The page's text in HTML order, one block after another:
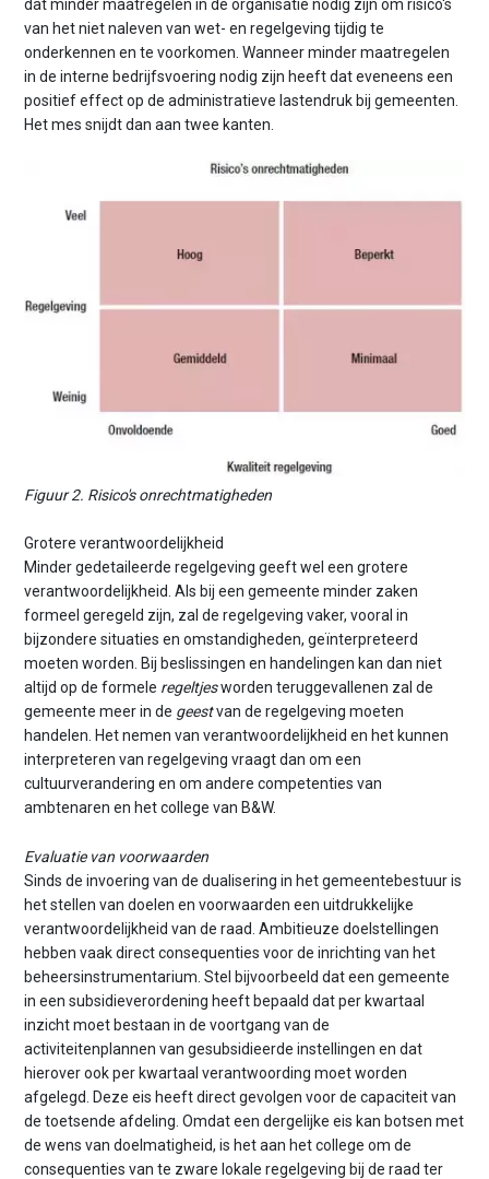
dat minder maatregelen in de organisatie nodig zijn om risico's
van het niet naleven van wet- en regelgeving tijdig te
onderkennen en te voorkomen. Wanneer minder maatregelen
in de interne bedrijfsvoering nodig zijn heeft dat eveneens een
positief effect op de administratieve lastendruk bij gemeenten.
Het mes snijdt dan aan twee kanten.
Figuur 2. Risico's onrechtmatigheden
Grotere verantwoordelijkheid
Minder gedetaileerde regelgeving geeft wel een grotere
verantwoordelijkheid. Als bij een gemeente minder zaken
formeel geregeld zijn, zal de regelgeving vaker, vooral in
bijzondere situaties en omstandigheden, geïnterpreteerd
moeten worden. Bij beslissingen en handelingen kan dan niet
altijd op de formele regeltjesworden teruggevallenen zal de
gemeente meer in de geestvan de regelgeving moeten
handelen. Het nemen van verantwoordelijkheid en het kunnen
interpreteren van regelgeving vraagt dan om een
cultuurverandering en om andere competenties van
ambtenaren en het college van B&W.
Evaluatie van voorwaarden
Sinds de invoering van de dualisering in het gemeentebestuur is
het stellen van doelen en voorwaarden een uitdrukkelijke
verantwoordelijkheid van de raad. Ambitieuze doelstellingen
hebben vaak direct consequenties voor de inrichting van het
beheersinstrumentarium. Stel bijvoorbeeld dat een gemeente
in een subsidieverordening heeft bepaald dat per kwartaal
inzicht moet bestaan in de voortgang van de
activiteitenplannen van gesubsidieerde instellingen en dat
hierover ook per kwartaal verantwoording moet worden
afgelegd. Deze eis heeft direct gevolgen voor de capaciteit van
de toetsende afdeling. Omdat een dergelijke eis kan botsen met
de wens van doelmatigheid, is het aan het college om de
consequenties van te zware lokale regelgeving bij de raad ter